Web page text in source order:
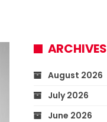
ARCHIVES
August 2026
July 2026
June 2026